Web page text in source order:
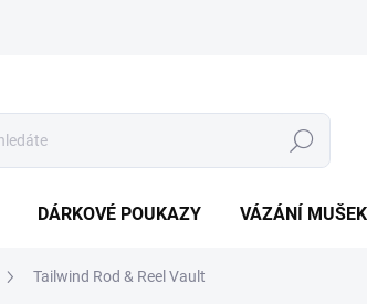
Hledat
DÁRKOVÉ POUKAZY VÁZÁNÍ MUŠEK
Tailwind Rod & Reel Vault